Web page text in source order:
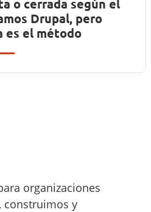
o cerrada según el
Drupal, pero
es el método
organizaciones
construimos y